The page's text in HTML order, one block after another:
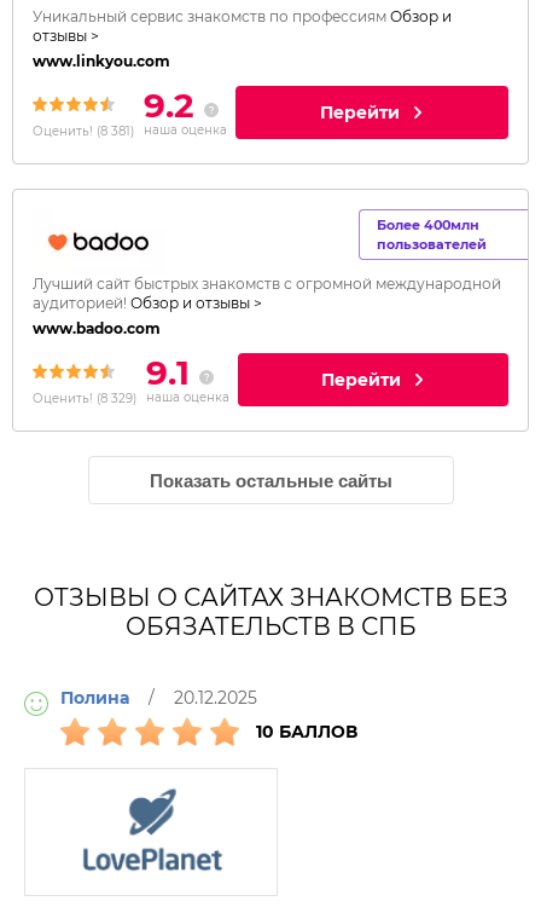
Уникальный сервис знакомств по профессиям Обзор и
отзывы >
www.linkyou.com
Оценить! (8 381)
9.2
наша оценка
Перейти
Более 400млн
пользователей
Лучший сайт быстрых знакомств с огромной международной
аудиторией! Обзор и отзывы >
www.badoo.com
Оценить! (8 329)
9.1
наша оценка
Перейти
Показать остальные сайты
ОТЗЫВЫ О САЙТАХ ЗНАКОМСТВ БЕЗ
ОБЯЗАТЕЛЬСТВ В СПБ
Полина / 20.12.2025
10 БАЛЛОВ